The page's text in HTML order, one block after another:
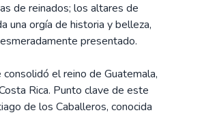
de reinados; los altares de
una orgía de historia y belleza,
presentado.
el reino de Guatemala,
Rica. Punto clave de este
de los Caballeros, conocida